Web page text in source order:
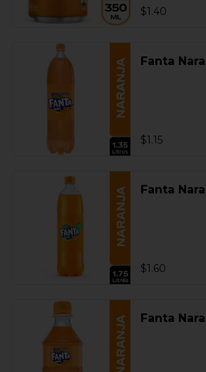
$1.40
Fanta
$1.15
Fanta
$1.60
Fanta